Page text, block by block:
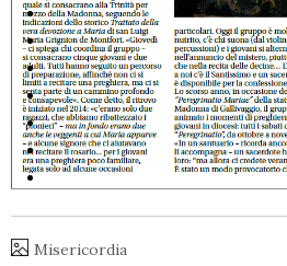
Misericordia